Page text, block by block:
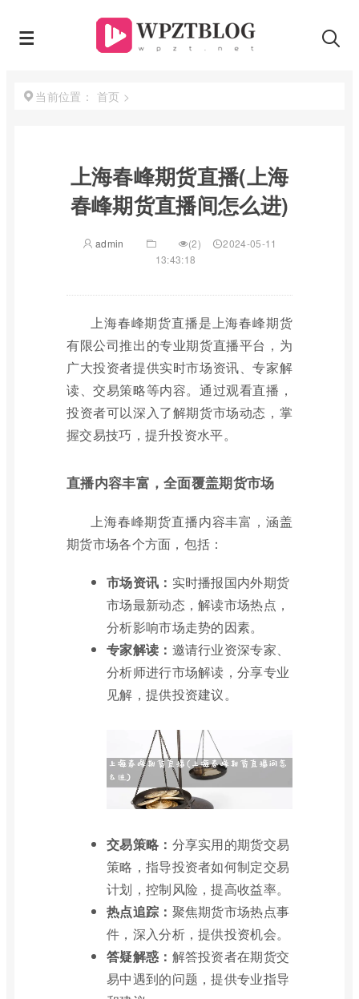
当前位置： 首页 >
上海春峰期货直播(上海
春峰期货直播间怎么进)
admin (2)
2024-05-11
13:43:18
上海春峰期货直播是上海春峰期货
有限公司推出的专业期货直播平台，为
广大投资者提供实时市场资讯、专家解
读、交易策略等内容。通过观看直播，
投资者可以深入了解期货市场动态，掌
握交易技巧，提升投资水平。
直播内容丰富，全面覆盖期货市场
上海春峰期货直播内容丰富，涵盖
期货市场各个方面，包括：
市场资讯： 实时播报国内外期货
市场最新动态，解读市场热点，
分析影响市场走势的因素。
专家解读： 邀请行业资深专家、
分析师进行市场解读，分享专业
见解，提供投资建议。
交易策略： 分享实用的期货交易
策略，指导投资者如何制定交易
计划，控制风险，提高收益率。
热点追踪： 聚焦期货市场热点事
件，深入分析，提供投资机会。
答疑解惑： 解答投资者在期货交
易中遇到的问题，提供专业指导